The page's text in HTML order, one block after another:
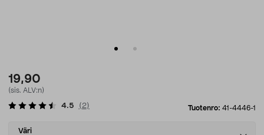
19,90
(sis. ALV:n)
Tuotenro: 41-4446-1
4.5 ( 2)
Select
Väri